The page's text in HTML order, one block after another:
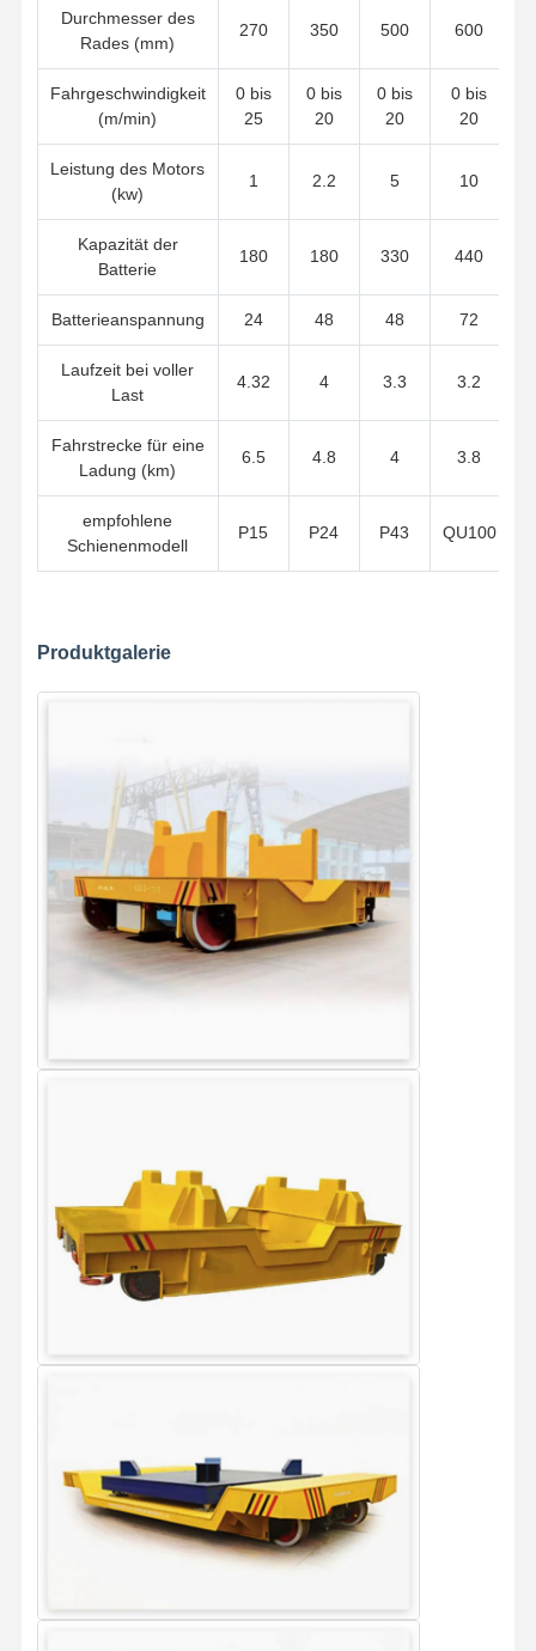
Durchmesser des
Rades (mm)
270 350 500 600
Fahrgeschwindigkeit
(m/min)
0 bis
25
0 bis
20
0 bis
20
0 bis
20
Leistung des Motors
(kw)
1 2.2 5 10
Kapazität der
Batterie
180 180 330 440
Batterieanspannung 24 48 48 72
Laufzeit bei voller
Last
4.32 4 3.3 3.2
Fahrstrecke für eine
Ladung (km)
6.5 4.8 4 3.8
empfohlene
Schienenmodell
P15 P24 P43 QU100
Produktgalerie